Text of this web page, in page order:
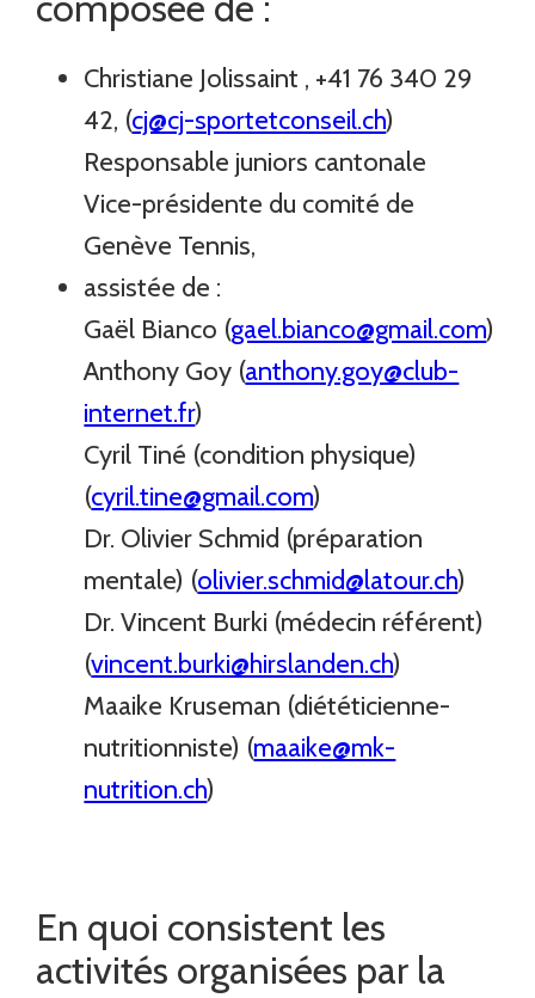
Christiane Jolissaint , +41 76 340 29
42, (cj@cj-sportetconseil.ch)
Responsable juniors cantonale
Vice-présidente du comité de
Genève Tennis,
assistée de :
Gaël Bianco (gael.bianco@gmail.com)
Anthony Goy (anthony.goy@club-
internet.fr)
Cyril Tiné (condition physique)
(cyril.tine@gmail.com)
Dr. Olivier Schmid (préparation
mentale) (olivier.schmid@latour.ch)
Dr. Vincent Burki (médecin référent)
(vincent.burki@hirslanden.ch)
Maaike Kruseman (diététicienne-
nutritionniste) (maaike@mk-
nutrition.ch)
En quoi consistent les
activités organisées par la